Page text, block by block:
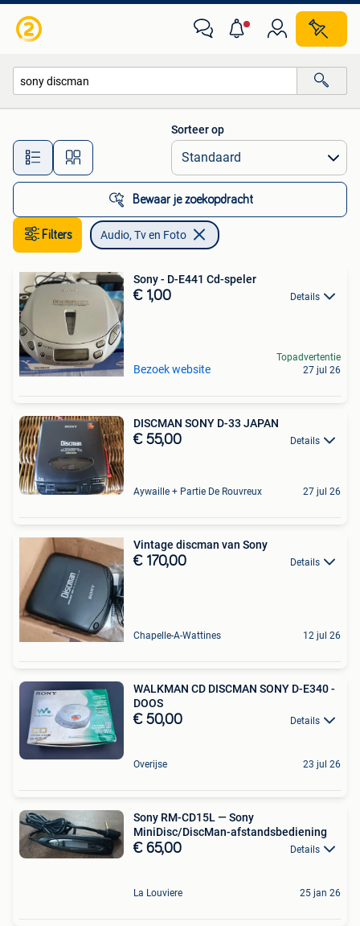
Alle afstanden…
Sorteer op
Bewaar je zoekopdracht
Filters Audio, Tv en Foto
Sony - D-E441 Cd-speler
€ 1,00 Details
Bezoek website
Topadvertentie
27 jul 26
DISCMAN SONY D-33 JAPAN
€ 55,00 Details
Aywaille + Partie De Rouvreux 27 jul 26
Vintage discman van Sony
€ 170,00 Details
Chapelle-A-Wattines 12 jul 26
WALKMAN CD DISCMAN SONY D-E340 -
DOOS
€ 50,00 Details
Overijse 23 jul 26
Sony RM-CD15L — Sony
MiniDisc/DiscMan-afstandsbediening
€ 65,00 Details
La Louviere 25 jan 26